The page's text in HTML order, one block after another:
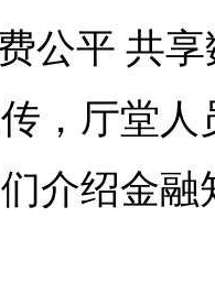
公平 共
，厅堂
介绍金